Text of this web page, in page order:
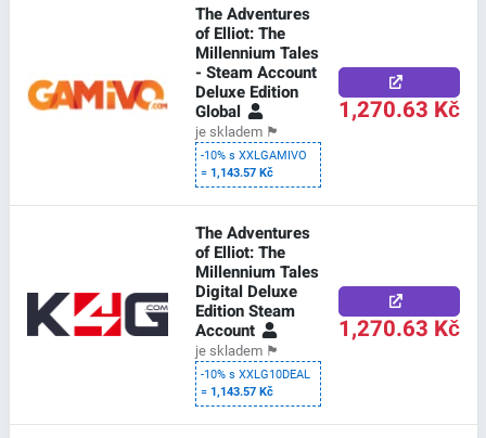
The Adventures
of Elliot: The
Millennium Tales
- Steam Account
Deluxe Edition
Global
je skladem 🏴
-10% s XXLGAMIVO
=1,143.57 Kč
1,270.63 Kč
The Adventures
of Elliot: The
Millennium Tales
Digital Deluxe
Edition Steam
Account
je skladem 🏴
-10% s XXLG10DEAL
=1,143.57 Kč
1,270.63 Kč